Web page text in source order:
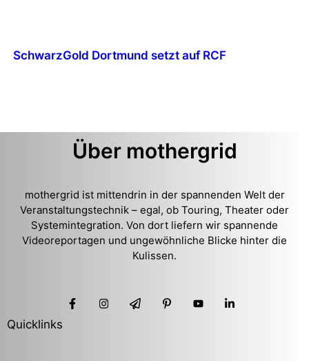
SchwarzGold Dortmund setzt auf RCF
Über mothergrid
mothergrid ist mittendrin in der spannenden Welt der
Veranstaltungstechnik – egal, ob Touring, Theater oder
Systemintegration. Von dort liefern wir spannende
Videoreportagen und ungewöhnliche Blicke hinter die
Kulissen.
Quicklinks